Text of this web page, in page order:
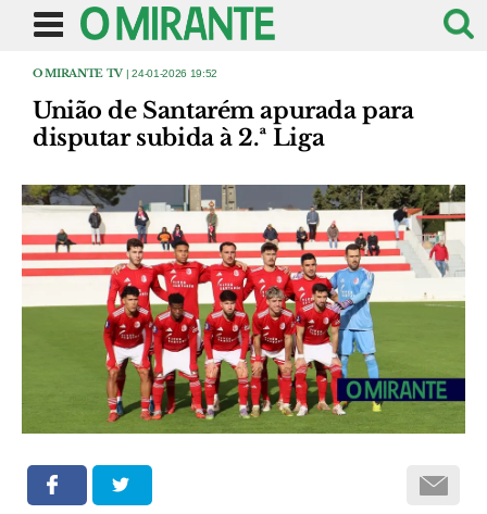
O MIRANTE TV | 24-01-2026 19:52
União de Santarém apurada para
disputar subida à 2.ª Liga